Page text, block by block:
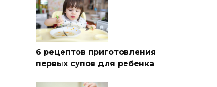
6 рецептов приготовления
первых супов для ребенка